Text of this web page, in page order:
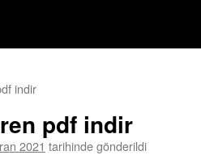
indir
pdf indir
2021 tarihinde gönderildi